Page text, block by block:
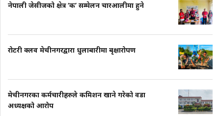
नेपाली जेसीजको क्षेत्र ‘क’ सम्मेलन चारआलीमा हुने
रोटरी क्लव मेचीनगरद्वारा धुलाबारीमा बृक्षारोपण
मेचीनगरका कर्मचारीहरुले कमिशन खाने गरेको वडा
अध्यक्षको आरोप